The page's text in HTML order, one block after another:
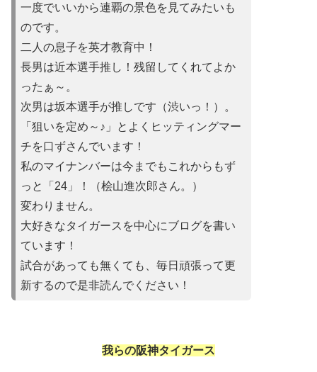
一度でいいから連覇の景色を見てみたいも
のです。
二人の息子を英才教育中！
長男は近本選手推し！残留してくれてよか
ったぁ～。
次男は坂本選手が推しです（渋いっ！）。
「狙いを定め～♪」とよくヒッティングマー
チを口ずさんでいます！
私のマイナンバーは今までもこれからもず
っと「24」！（桧山進次郎さん。）
変わりません。
大好きなタイガースを中心にブログを書い
ています！
試合があっても無くても、毎日頑張って更
新するので是非読んでください！
我らの阪神タイガース